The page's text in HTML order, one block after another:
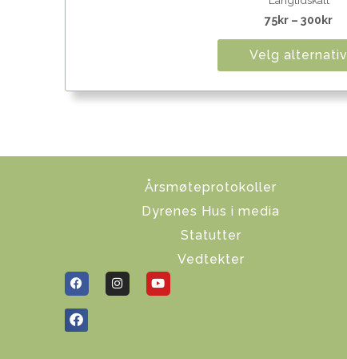
75kr –300kr
Velg alternativ
Årsmøteprotokoller
Dyrenes Hus i media
Statutter
Vedtekter